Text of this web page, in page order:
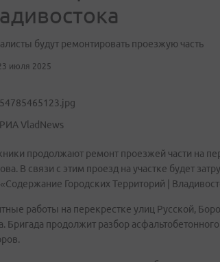
будут ремонтировать проезжую часть
июля 2025
VladNews
продолжают ремонт проезжей части на
В связи с этим проезд на участке будет
Городских Территорий |
работы на перекрестке улиц Русской,
Бригада продолжит разбор